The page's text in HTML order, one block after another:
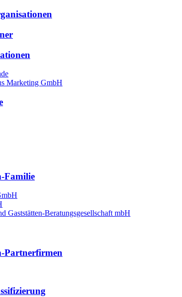
Marketing GmbH
Familie
Gaststätten-Beratungsgesellschaft mbH
Partnerfirmen